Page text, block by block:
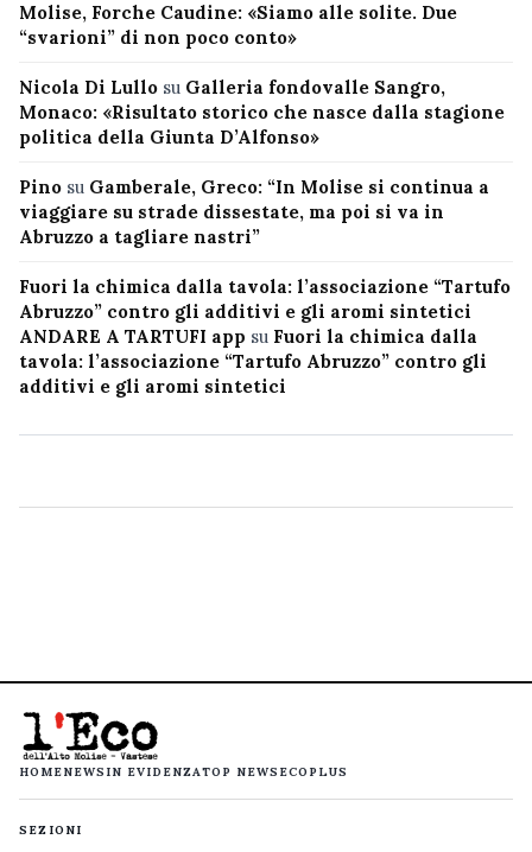
Molise, Forche Caudine: «Siamo alle solite. Due
“svarioni” di non poco conto»
Nicola Di Lullo su Galleria fondovalle Sangro,
Monaco: «Risultato storico che nasce dalla stagione
politica della Giunta D’Alfonso»
Pino su Gamberale, Greco: “In Molise si continua a
viaggiare su strade dissestate, ma poi si va in
Abruzzo a tagliare nastri”
Fuori la chimica dalla tavola: l’associazione “Tartufo
Abruzzo” contro gli additivi e gli aromi sintetici
ANDARE A TARTUFI app su Fuori la chimica dalla
tavola: l’associazione “Tartufo Abruzzo” contro gli
additivi e gli aromi sintetici
HOMENEWS IN EVIDENZATOP NEWS ECOPLUS
SEZIONI